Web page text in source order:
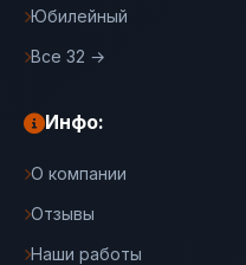
Юбилейный
Все 32 →
Инфо:
О компании
Отзывы
Наши работы